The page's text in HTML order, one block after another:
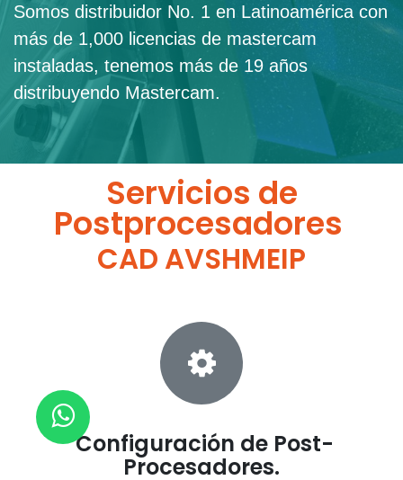
Somos distribuidor No. 1 en Latinoamérica con
más de 1,000 licencias de mastercam
instaladas, tenemos más de 19 años
distribuyendo Mastercam.
Servicios de
Postprocesadores
CAD AVSHMEIP
Configuración de Post-
Procesadores.